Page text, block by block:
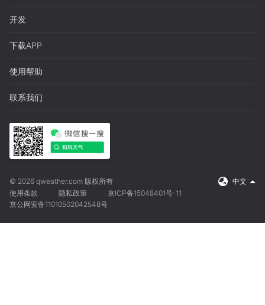
开发
下载APP
使用帮助
联系我们
© 2026 qweather.com 版权所有
中文
使用条款
隐私政策
京ICP备15048401号-11
京公网安备11010502042548号